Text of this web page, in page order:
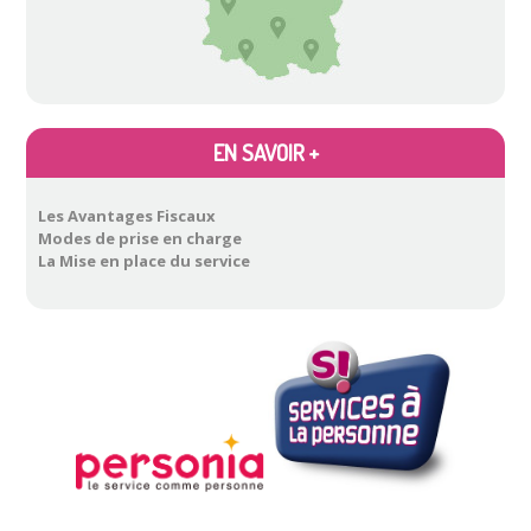
EN SAVOIR +
Les Avantages Fiscaux
Modes de prise en charge
La Mise en place du service